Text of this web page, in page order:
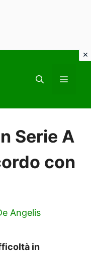
Serie A
con
Angelis
in